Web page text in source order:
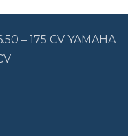
– 175 CV YAMAHA